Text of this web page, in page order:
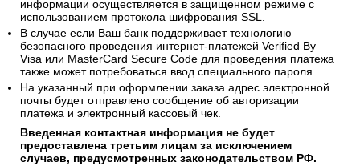
Для оплаты покупки Вы будете перенаправлены на
платежный шлюз ПАО "Сбербанк" для ввода реквизитов
Вашей карты.
Конфиденциальность сообщаемой персональной
информации обеспечивается ПАО "Сбербанк".
Соединение с платежным шлюзом и передача
информации осуществляется в защищенном режиме с
использованием протокола шифрования SSL.
В случае если Ваш банк поддерживает технологию
безопасного проведения интернет-платежей Verified By
Visa или MasterCard Secure Code для проведения платежа
также может потребоваться ввод специального пароля.